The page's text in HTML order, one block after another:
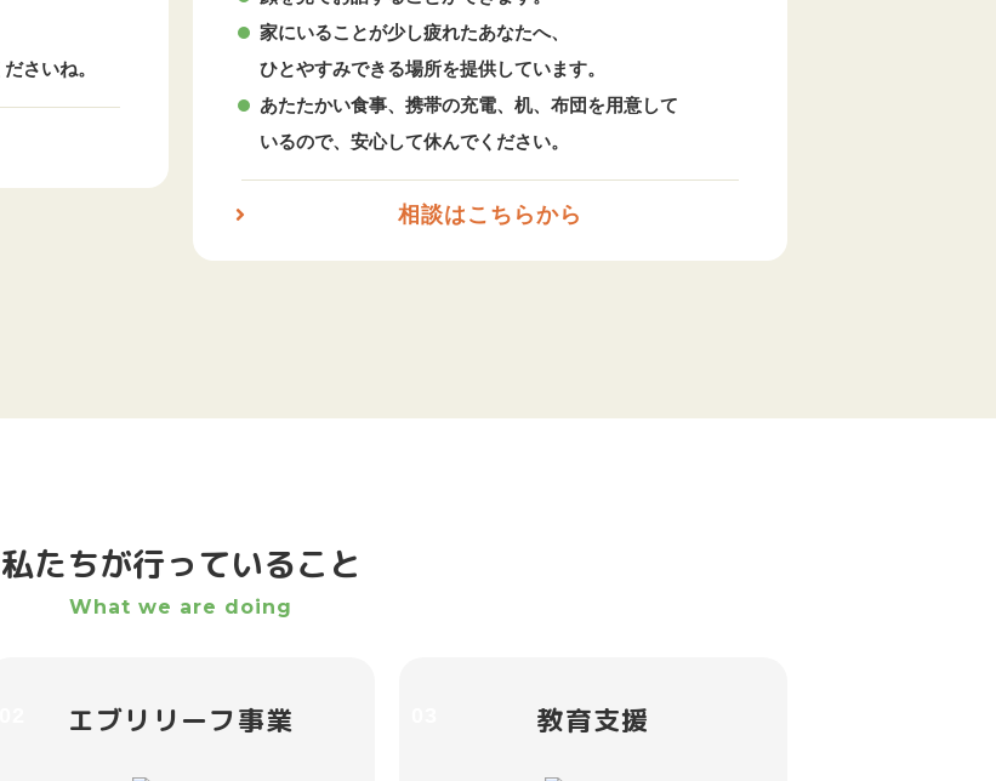
さいね。
家にいることが少し疲れたあなたへ、
ひとやすみできる場所を提供しています。
あたたかい食事、携帯の充電、机、布団を用意して
いるので、安心して休んでください。
相談はこちらから
私たちが行っていること
What we are doing
エブリリーフ事業 教育支援